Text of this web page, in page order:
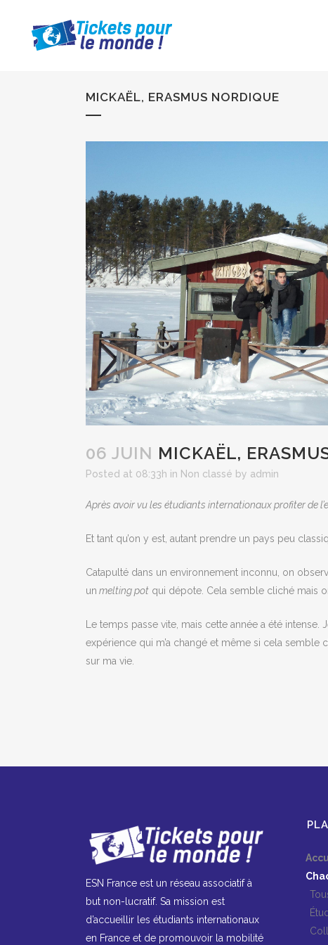
MICKAËL, ERASMUS NORDIQUE
06 JUIN MICKAËL,
Posted at 08:33h in Non classé by admin
Après avoir vu les étudiants internationaux profiter de
Et tant qu’on y est, autant prendre un pays peu
Catapulté dans un environnement inconnu, on
un melting pot qui dépote. Cela semble cliché mais
Le temps passe vite, mais cette année a été intense.
expérience qui m’a changé et même si cela semble
sur ma vie.
ESN France est un réseau associatif à
but non-lucratif. Sa mission est
d’accueillir les étudiants internationaux
en France et de promouvoir la mobilité
Tous